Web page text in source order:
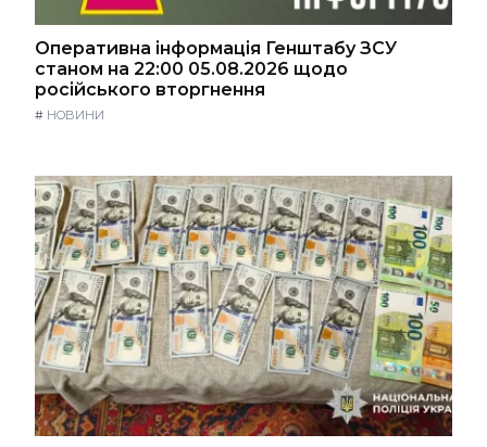
Оперативна інформація Генштабу ЗСУ
станом на 22:00 05.08.2026 щодо
російського вторгнення
# НОВИНИ